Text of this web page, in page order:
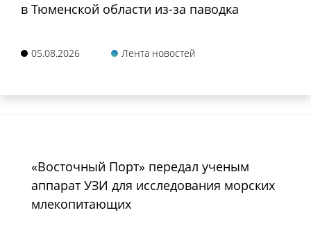
в Тюменской области из-за паводка
05.08.2026 Лента новостей
«Восточный Порт» передал ученым
аппарат УЗИ для исследования морских
млекопитающих